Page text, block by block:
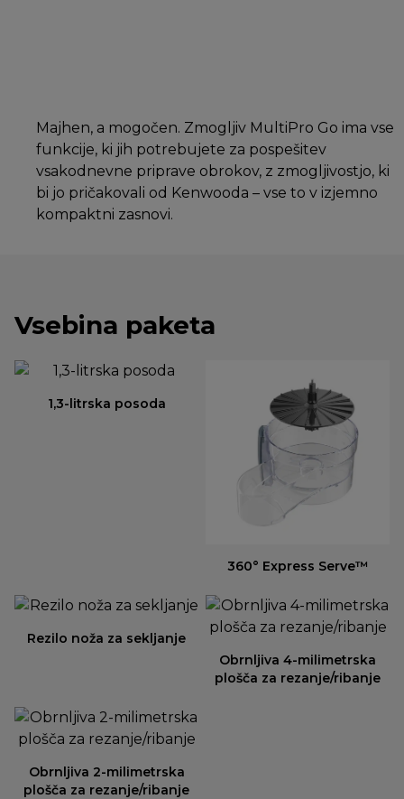
Majhen, a mogočen. Zmogljiv MultiPro Go ima vse
funkcije, ki jih potrebujete za pospešitev
vsakodnevne priprave obrokov, z zmogljivostjo, ki
bi jo pričakovali od Kenwooda – vse to v izjemno
kompaktni zasnovi.
Vsebina paketa
1,3-litrska posoda
360° Express Serve™
Rezilo noža za sekljanje
Obrnljiva 4-milimetrska
plošča za rezanje/ribanje
Obrnljiva 2-milimetrska
plošča za rezanje/ribanje